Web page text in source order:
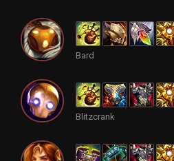
Bard
Blitzcrank